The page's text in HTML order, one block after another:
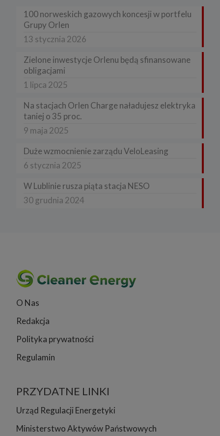
100 norweskich gazowych koncesji w portfelu
Grupy Orlen
13 stycznia 2026
Zielone inwestycje Orlenu będą sfinansowane
obligacjami
1 lipca 2025
Na stacjach Orlen Charge naładujesz elektryka
taniej o 35 proc.
9 maja 2025
Duże wzmocnienie zarządu VeloLeasing
6 stycznia 2025
W Lublinie rusza piąta stacja NESO
30 grudnia 2024
O Nas
Redakcja
Polityka prywatności
Regulamin
PRZYDATNE LINKI
Urząd Regulacji Energetyki
Ministerstwo Aktywów Państwowych